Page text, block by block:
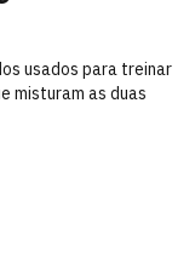
usados para treinar
misturam as duas